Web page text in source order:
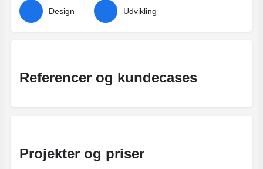
Design Udvikling
Referencer og kundecases
Projekter og priser